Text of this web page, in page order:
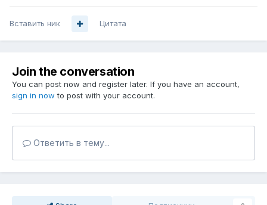
Вставить ник Цитата
Join the conversation
You can post now and register later. If you have an account,
sign in now to post with your account.
Ответить в тему...